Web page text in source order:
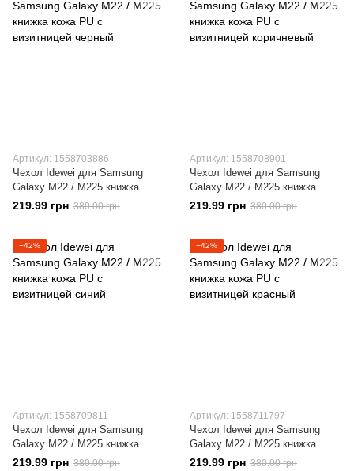
Артикул: 1558703886
Чехол Idewei для Samsung
Galaxy M22 / M225 книжка
кожа PU с визитницей черный
219.99 грн 380.00 грн
Артикул: 1558708901
Чехол Idewei для Samsung
Galaxy M22 / M225 книжка
кожа PU с визитницей
коричневый
219.99 грн 380.00 грн
−42%
Артикул: 1558709811
Чехол Idewei для Samsung
Galaxy M22 / M225 книжка
кожа PU с визитницей синий
219.99 грн 380.00 грн
−42%
Артикул: 1558711797
Чехол Idewei для Samsung
Galaxy M22 / M225 книжка
кожа PU с визитницей красный
219.99 грн 380.00 грн